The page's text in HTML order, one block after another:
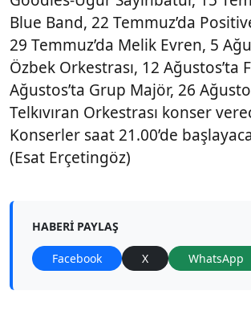
Blue Band, 22 Temmuz’da
29 Temmuz’da Melik Evren, 5
Özbek Orkestrası, 12 Ağustos’ta
Ağustos’ta Grup Majör, 26
Telkıvıran Orkestrası konser
Konserler saat 21.00’de
(Esat Erçetingöz)
HABERI PAYLAŞ
Facebook X WhatsApp